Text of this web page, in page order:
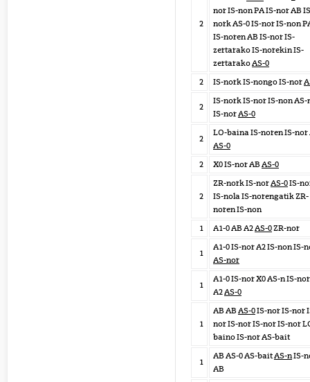
2
nor IS-non PA IS-nor AB
nork AS-0 IS-nor IS-non
IS-noren AB IS-nor IS-
zertarako IS-norekin IS-
zertarakoAS-0
2
IS-nork IS-nongo IS-nor
2
IS-nork IS-nor IS-non AS-
IS-norAS-0
2
LO-baina IS-noren IS-nor
AS-0
2
X0 IS-nor AB AS-0
2
ZR-nork IS-norAS-0IS-
IS-nola IS-norengatik ZR-
noren IS-non
1
A1-0 AB A2AS-0ZR-nor
1
A1-0 IS-nor A2 IS-non IS-
AS-nor
1
A1-0 IS-nor X0 AS-n IS-
A2AS-0
1
AB AB AS-0IS-nor IS-nor
nor IS-nor IS-nor IS-nor
baino IS-nor AS-bait
1
AB AS-0 AS-baitAS-nIS-
AB